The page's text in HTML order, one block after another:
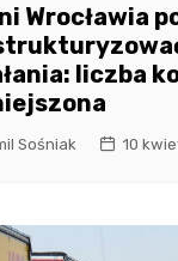
Wrocławia
liczba
Sośniak 10